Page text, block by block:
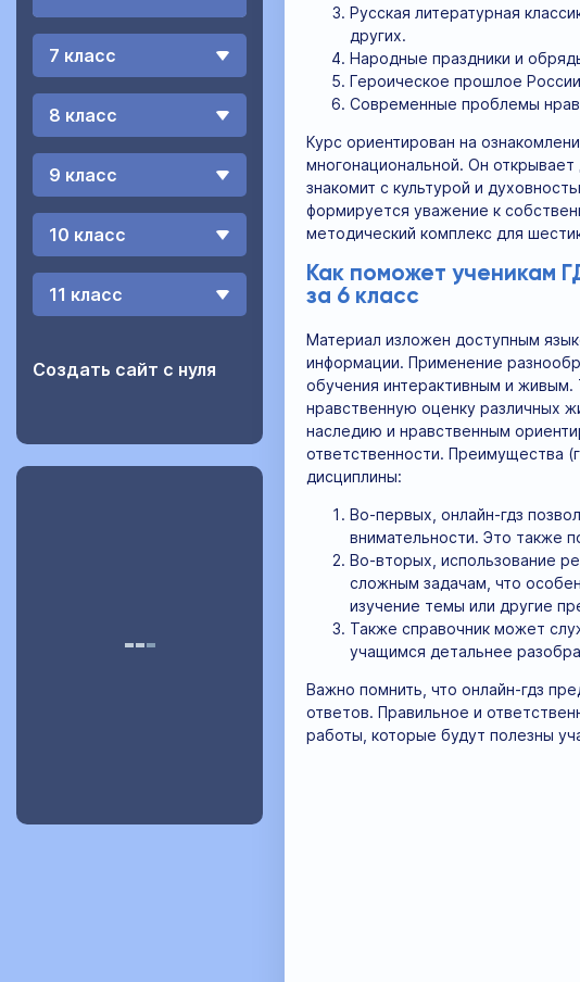
7 класс
8 класс
9 класс
10 класс
11 класс
Создать сайт с нуля
Русская литературная
других.
Народные праздники и
Героическое прошлое
Современные проблемы
Курс ориентирован на
многонациональной. Он
знакомит с культурой и
формируется уважение к
методический комплекс для
Как поможет ученикам
за 6 класс
Материал изложен доступным
информации. Применение
обучения интерактивным и живым.
нравственную оценку различных
наследию и нравственным
ответственности. Преимущества
дисциплины:
Во-первых, онлайн-гдз
внимательности. Это также
Во-вторых, использование
сложным задачам, что
изучение темы или другие
Также справочник может
учащимся детальнее
Важно помнить, что онлайн-гдз
ответов. Правильное и
работы, которые будут полезны